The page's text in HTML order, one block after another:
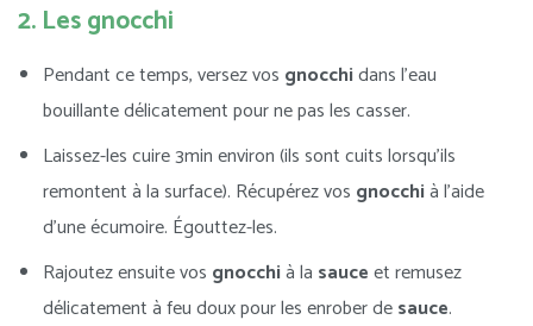
2. Les gnocchi
Pendant ce temps, versez vos gnocchidans l’eau
bouillante délicatement pour ne pas les casser.
Laissez-les cuire 3min environ (ils sont cuits lorsqu’ils
remontent à la surface). Récupérez vos gnocchià l’aide
d’une écumoire. Égouttez-les.
Rajoutez ensuite vos gnocchià la sauceet remusez
délicatement à feu doux pour les enrober desauce.